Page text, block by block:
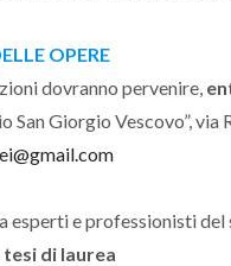
OPERE
dovranno pervenire,
San Giorgio Vescovo”,
esperti e professionisti
di laurea